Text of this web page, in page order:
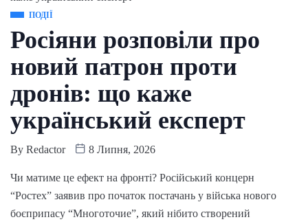
ПОДІЇ
Росіяни розповіли про
новий патрон проти
дронів: що каже
український експерт
By Redactor 8 Липня, 2026
Чи матиме це ефект на фронті? Російський концерн
“Ростех” заявив про початок постачань у війська нового
боєприпасу “Многоточие”, який нібито створений